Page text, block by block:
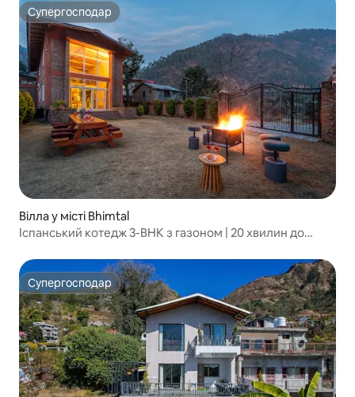
Супергосподар
Супергосподар
Вілла у місті Bhimtal
Іспанський котедж 3-BHK з газоном | 20 хвилин до
Супергосподар
Супергосподар